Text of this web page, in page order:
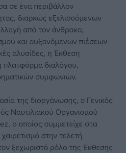
σε ένα περιβάλλον
διαρκώς εξελισσόμενων
από τον άνθρακα,
και αυξανόμενων πιέσεων
αλυσίδες, η Έκθεση
πλατφόρμα διαλόγου,
συμφωνιών.
της διοργάνωσης, ο Γενικός
Ναυτιλιακού Οργανισμού
ο οποίος συμμετείχε στα
στην τελετή
ξεχωριστό ρόλο της Έκθεσης